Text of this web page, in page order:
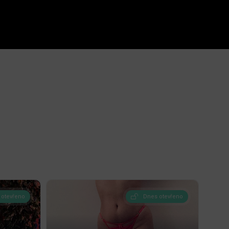
otevřeno Dnes otevřeno